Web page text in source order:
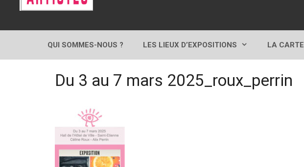
QUI SOMMES-NOUS ? LES LIEUX D’EXPOSITIONS LA CARTE
Du 3 au 7 mars 2025_roux_perrin